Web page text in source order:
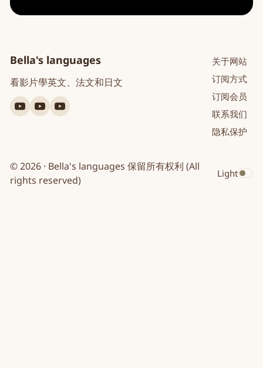
Bella's languages
看影片學英文、法文和日文
YouTube
英
YouTube
法
YouTube
日
关于网站
订阅方式
订阅会员
联系我们
隐私保护
© 2026 · Bella's languages 保留所有权利 (All
rights reserved)
Toggle
Light